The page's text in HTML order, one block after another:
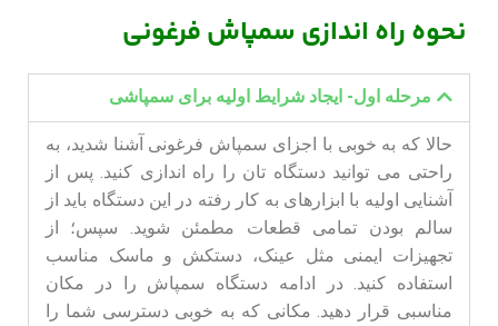
نحوه راه اندازی سمپاش فرغونی
مرحله اول- ایجاد شرایط اولیه برای سمپاشی
حالا که به خوبی با اجزای سمپاش فرغونی آشنا شدید، به
راحتی می توانید دستگاه تان را راه اندازی کنید. پس از
آشنایی اولیه با ابزارهای به کار رفته در این دستگاه باید از
سالم بودن تمامی قطعات مطمئن شوید. سپس؛ از
تجهیزات ایمنی مثل عینک، دستکش و ماسک مناسب
استفاده کنید. در ادامه دستگاه سمپاش را در مکان
مناسبی قرار دهید. مکانی که به خوبی دسترسی شما را